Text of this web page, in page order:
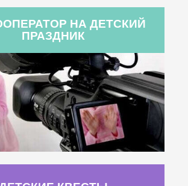
НА ДЕТСКИЙ
ПРАЗДНИК